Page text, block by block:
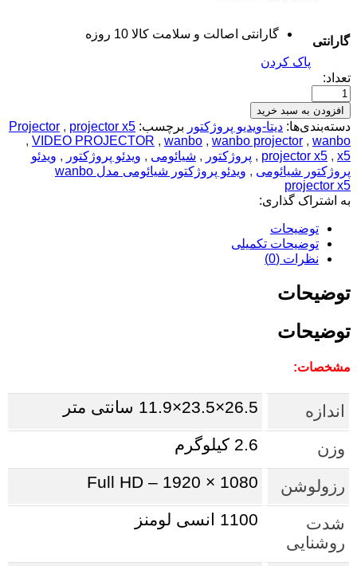
گارانتی
گارانتی اصالت و سلامت کالا 10 روزه
پاک کردن
تعداد:
افزودن به سبد خرید
دسته‌بندی‌ها: دیتا-ویدیو پروژکتور برچسب: Projector , projector x5
, VIDEO PROJECTOR , wanbo , wanbo projector , wanbo
projector x5 , x5
, پروژکتور , شیائومی , ویدئو پروژکتور , ویدئو
پروژکتور شیائومی ,
ویدئو پروژکتور شیائومی مدل wanbo
projector x5
به اشتراک گذاری:
توضیحات
توضیحات تکمیلی
نظرات (0)
توضیحات
توضیحات
مشخصات:
اندازه 26.5×23.5×11.9 سانتی متر
وزن 2.6 کیلوگرم
رزولوشن Full HD – 1920 × 1080
شدت
روشنایی
1100 انسی لومنز